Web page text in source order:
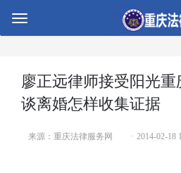
切
换
廖正远律师接受阳光
谈离婚怎样收集证据
来源：重庆法律服务网 2014-02-18